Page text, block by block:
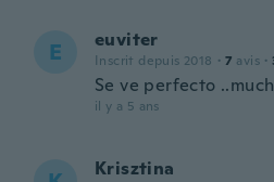
E euviter
Inscrit depuis 2018 · 7 avis ·
Se ve perfecto
il y a 5 ans
Krisztina